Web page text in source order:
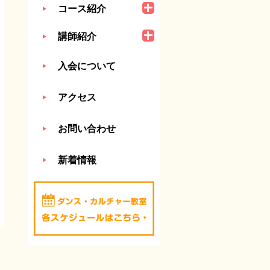
コース紹介
講師紹介
入会について
アクセス
お問い合わせ
新着情報